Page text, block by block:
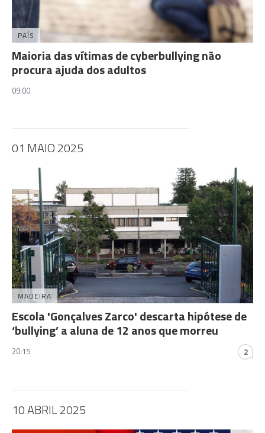
PAÍS
Maioria das vítimas de cyberbullying não
procura ajuda dos adultos
09:00
01 MAIO 2025
MADEIRA
Escola 'Gonçalves Zarco' descarta hipótese de
‘bullying’ a aluna de 12 anos que morreu
20:15 2
10 ABRIL 2025